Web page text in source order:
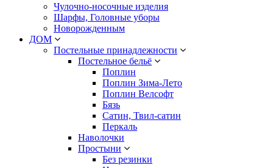
Чулочно-носочные изделия
Шарфы, Головные уборы
Новорожденным
ДОМ
Постельные принадлежности
Постельное бельё
Поплин
Поплин Зима-Лето
Поплин Велсофт
Бязь
Сатин, Твил-сатин
Перкаль
Наволочки
Простыни
Без резинки